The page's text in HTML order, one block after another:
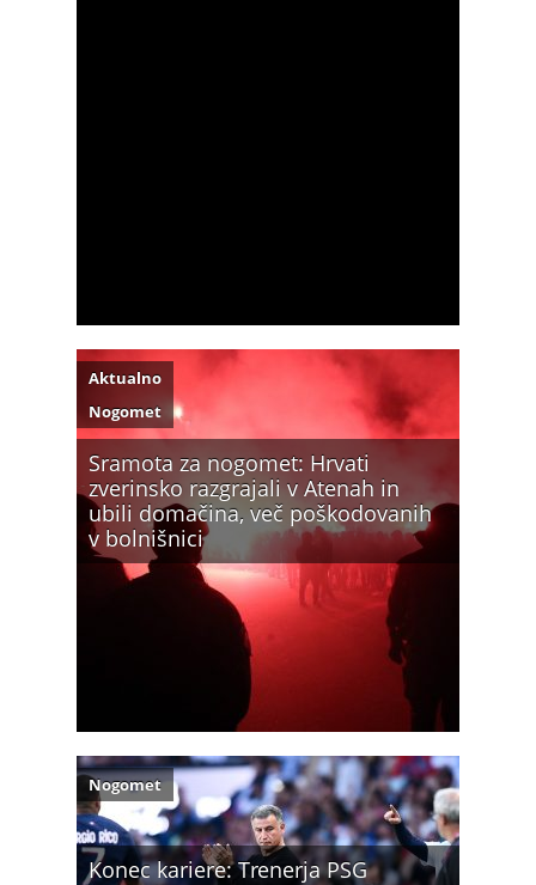
Sramota za nogomet: Hrvati
zverinsko razgrajali v Atenah in
ubili domačina, več poškodovanih
v bolnišnici
Aktualno
Nogomet
Konec kariere: Trenerja PSG
Nogomet